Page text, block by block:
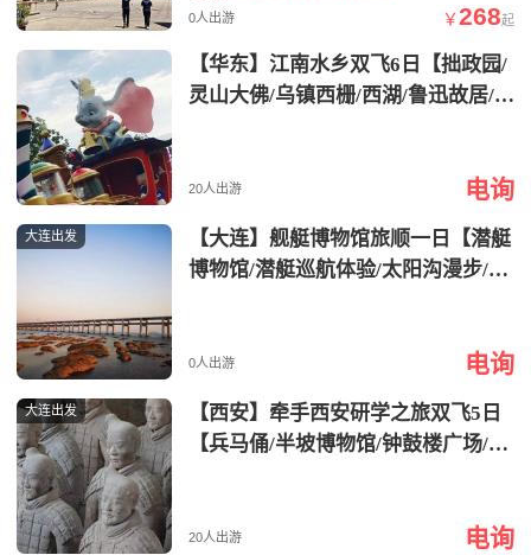
0人出游 ￥268起
【华东】江南水乡双飞6日【拙政园/
灵山大佛/乌镇西栅/西湖/鲁迅故居/云
20人出游 电询
大连出发
【大连】舰艇博物馆旅顺一日【潜艇
博物馆/潜艇巡航体验/太阳沟漫步/旅
0人出游 电询
大连出发
【西安】牵手西安研学之旅双飞5日
【兵马俑/半坡博物馆/钟鼓楼广场/回
20人出游 电询